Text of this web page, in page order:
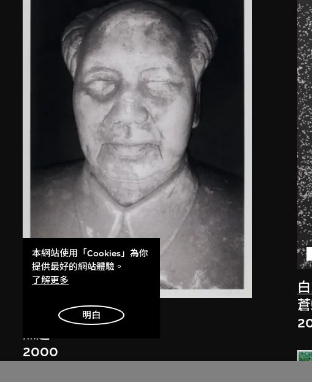
白宜洛
2000
本網站使用「Cookies」為你
提供最好的網站體驗。
了解更多
明白